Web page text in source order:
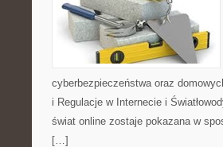
cyberbezpieczeństwa oraz
i Regulacje w Internecie i
świat online zostaje pokazana w
[…]